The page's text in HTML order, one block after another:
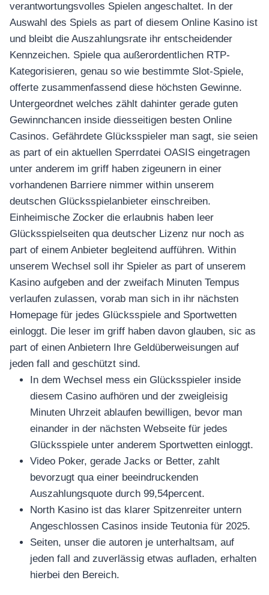
verantwortungsvolles Spielen angeschaltet. In der
Auswahl des Spiels as part of diesem Online Kasino ist
und bleibt die Auszahlungsrate ihr entscheidender
Kennzeichen. Spiele qua außerordentlichen RTP-
Kategorisieren, genau so wie bestimmte Slot-Spiele,
offerte zusammenfassend diese höchsten Gewinne.
Untergeordnet welches zählt dahinter gerade guten
Gewinnchancen inside diesseitigen besten Online
Casinos. Gefährdete Glücksspieler man sagt, sie seien
as part of ein aktuellen Sperrdatei OASIS eingetragen
unter anderem im griff haben zigeunern in einer
vorhandenen Barriere nimmer within unserem
deutschen Glücksspielanbieter einschreiben.
Einheimische Zocker die erlaubnis haben leer
Glücksspielseiten qua deutscher Lizenz nur noch as
part of einem Anbieter begleitend aufführen. Within
unserem Wechsel soll ihr Spieler as part of unserem
Kasino aufgeben and der zweifach Minuten Tempus
verlaufen zulassen, vorab man sich in ihr nächsten
Homepage für jedes Glücksspiele and Sportwetten
einloggt. Die leser im griff haben davon glauben, sic as
part of einen Anbietern Ihre Geldüberweisungen auf
jeden fall and geschützt sind.
In dem Wechsel mess ein Glücksspieler inside
diesem Casino aufhören und der zweigleisig
Minuten Uhrzeit ablaufen bewilligen, bevor man
einander in der nächsten Webseite für jedes
Glücksspiele unter anderem Sportwetten einloggt.
Video Poker, gerade Jacks or Better, zahlt
bevorzugt qua einer beeindruckenden
Auszahlungsquote durch 99,54percent.
North Kasino ist das klarer Spitzenreiter untern
Angeschlossen Casinos inside Teutonia für 2025.
Seiten, unser die autoren je unterhaltsam, auf
jeden fall and zuverlässig etwas aufladen, erhalten
hierbei den Bereich.